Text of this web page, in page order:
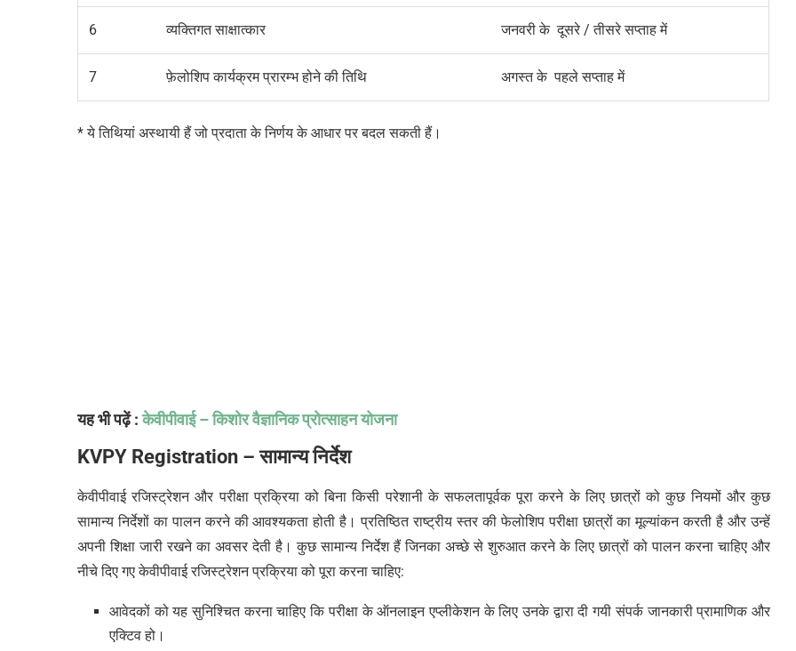
6 व्यक्तिगत साक्षात्कार जनवरी के दूसरे / तीसरे सप्ताह में
7 फ़ेलोशिप कार्यक्रम प्रारम्भ होने की तिथि अगस्त के पहले सप्ताह में
* ये तिथियां अस्थायी हैं जो प्रदाता के निर्णय के आधार पर बदल सकती हैं।
यह भी पढ़ें :केवीपीवाई – किशोर वैज्ञानिक प्रोत्साहन योजना
KVPY Registration –सामान्य निर्देश
केवीपीवाई रजिस्ट्रेशन और परीक्षा प्रक्रिया को बिना किसी परेशानी के सफलतापूर्वक पूरा करने के लिए छात्रों को कुछ नियमों और कुछ
सामान्य निर्देशों का पालन करने की आवश्यकता होती है। प्रतिष्ठित राष्ट्रीय स्तर की फेलोशिप परीक्षा छात्रों का मूल्यांकन करती है और उन्हें
अपनी शिक्षा जारी रखने का अवसर देती है। कुछ सामान्य निर्देश हैं जिनका अच्छे से शुरुआत करने के लिए छात्रों को पालन करना चाहिए और
नीचे दिए गए केवीपीवाई रजिस्ट्रेशन प्रक्रिया को पूरा करना चाहिए:
आवेदकों को यह सुनिश्चित करना चाहिए कि परीक्षा के ऑनलाइन एप्लीकेशन के लिए उनके द्वारा दी गयी संपर्क जानकारी प्रामाणिक और
एक्टिव हो।